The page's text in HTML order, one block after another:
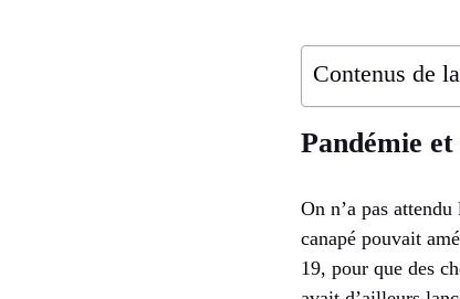
Contenus de
Pandémie
On n’a pas
canapé pouvait
19, pour que des